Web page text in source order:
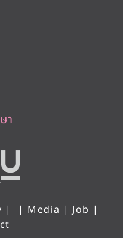
า
| | Media |Job |